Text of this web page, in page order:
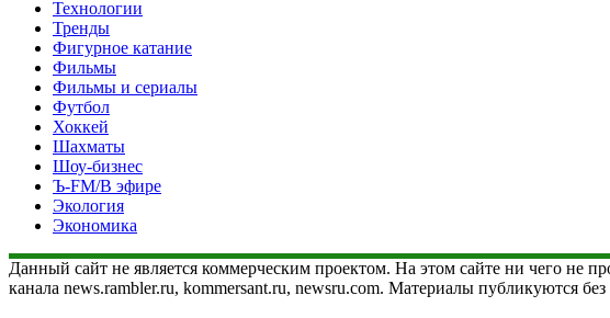
Технологии
Тренды
Фигурное катание
Фильмы
Фильмы и сериалы
Футбол
Хоккей
Шахматы
Шоу-бизнес
Ъ-FM/В эфире
Экология
Экономика
Данный сайт не является коммерческим проектом. На этом сайте ни чего не
канала news.rambler.ru, kommersant.ru, newsru.com. Материалы публикуются